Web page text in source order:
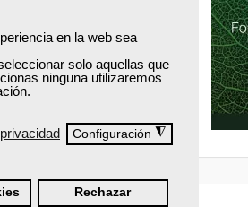
en la web sea
solo aquellas que
ninguna utilizaremos
Configuración ◮
Rechazar
OFICINALES.